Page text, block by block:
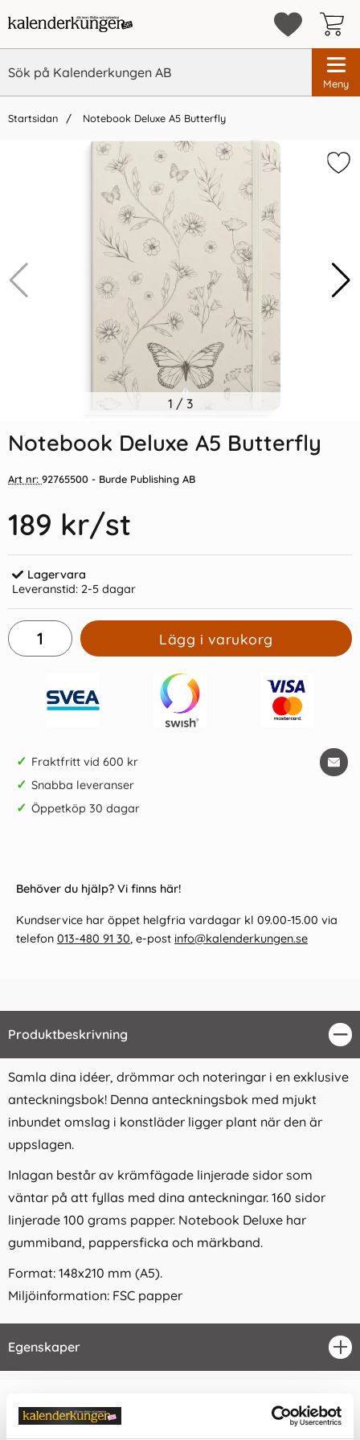
Meny
Startsidan Notebook Deluxe A5 Butterfly
Vi rekommenderar
55 kr/st
Anteckningsbok A5 Black matt
59 kr/st
1 / 3
Notebook Deluxe A5 Butterfly
Art nr: 92765500 - Burde Publishing AB
189 kr/st
Lagervara
Leveranstid: 2-5 dagar
Lägg i varukorg
✓ Fraktfritt vid 600 kr
✓ Snabba leveranser
✓ Öppetköp 30 dagar
Behöver du hjälp? Vi finns här!
Kundservice har öppet helgfria vardagar kl 09.00-15.00 via
telefon 013-480 91 30, e-post info@kalenderkungen.se
Produktbeskrivning
Samla dina idéer, drömmar och noteringar i en exklusive
anteckningsbok! Denna anteckningsbok med mjukt
inbundet omslag i konstläder ligger plant när den är
uppslagen.
Inlagan består av krämfägade linjerade sidor som
väntar på att fyllas med dina anteckningar. 160 sidor
linjerade 100 grams papper. Notebook Deluxe har
gummiband, pappersficka och märkband.
Format: 148x210 mm (A5).
Miljöinformation: FSC papper
Egenskaper
Relaterade kategorier